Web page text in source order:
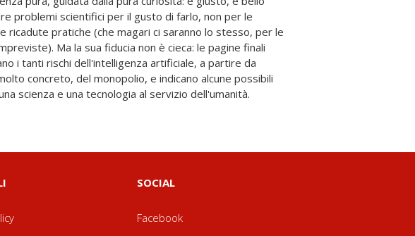
scienza e una tecnologia al servizio dell'umanità.
SOCIAL
Facebook